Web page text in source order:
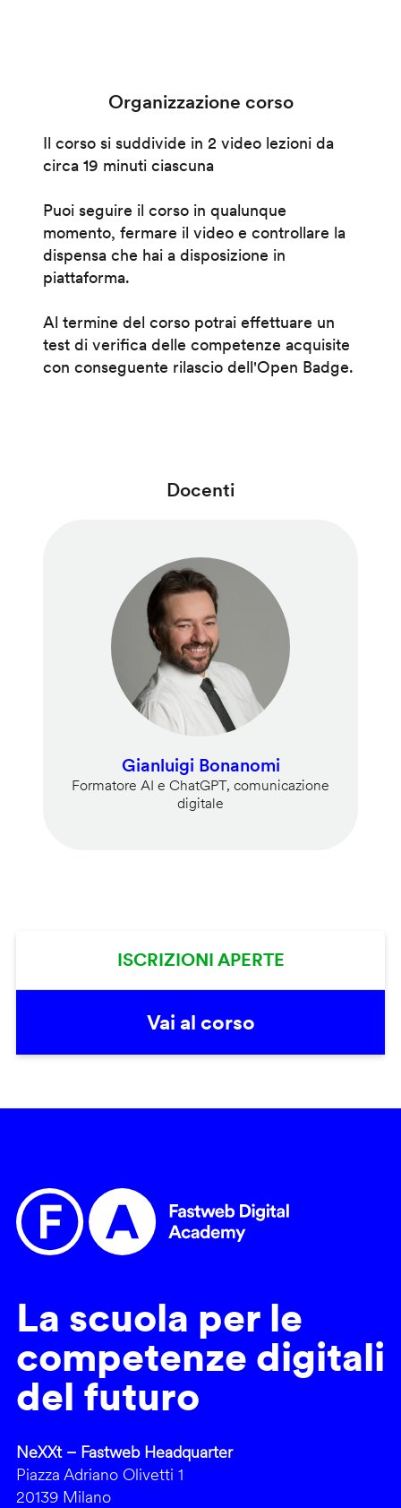
Organizzazione corso
Il corso si suddivide in 2 video lezioni da
circa 19 minuti ciascuna
Puoi seguire il corso in qualunque
momento, fermare il video e controllare la
dispensa che hai a disposizione in
piattaforma.
Al termine del corso potrai effettuare un
test di verifica delle competenze acquisite
con conseguente rilascio dell'Open Badge.
Docenti
Gianluigi Bonanomi
Formatore AI e ChatGPT, comunicazione
digitale
ISCRIZIONI APERTE
Vai al corso
La scuola per le
competenze digitali
del futuro
NeXXt – Fastweb Headquarter
Piazza Adriano Olivetti 1
20139 Milano